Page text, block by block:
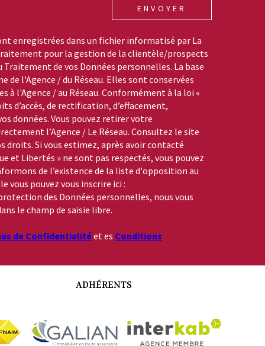
ENVOYER
enregistrées dans un fichier informatisé par La
pour la gestion de la clientèle/prospects
Traitement de vos Données personnelles. La base
l'Agence / du Réseau. Elles sont conservées
à l'Agence / au Réseau. Conformément à la loi «
d’accès, de rectification, d’effacement,
données. Vous pouvez retirer votre
l’Agence / Le Réseau. Consultez le site
droits. Si vous estimez, après avoir contacté
et Libertés » ne sont pas respectés, vous pouvez
de l’existence de la liste d'opposition au
vous pouvez vous inscrire ici :
des Données personnelles, nous vous
le champ de saisie libre.
de Confidentialitéet es Conditions
ADHÉRENTS